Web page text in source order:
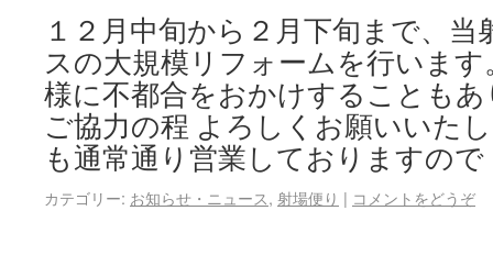
１２月中旬から２月下旬まで、
スの大規模リフォームを行いま
様に不都合をおかけすることも
ご協力の程 よろしくお願いいた
も通常通り営業しておりますの
カテゴリー: お知らせ・ニュース, 射場便り | コメントをどうぞ